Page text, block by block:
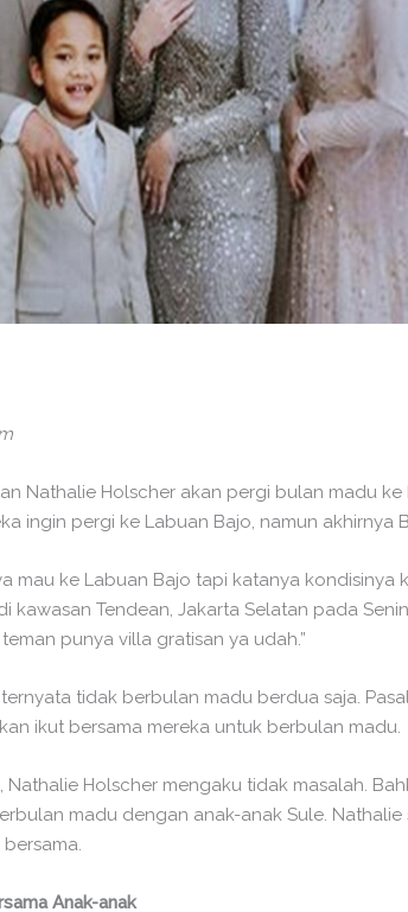
Nathalie Holscher akan pergi bulan madu
ingin pergi ke Labuan Bajo, namun akhirnya
mau ke Labuan Bajo tapi katanya kondisinya
kawasan Tendean, Jakarta Selatan pada
punya villa gratisan ya udah.”
tidak berbulan madu berdua saja.
ikut bersama mereka untuk berbulan madu.
Nathalie Holscher mengaku tidak masalah.
madu dengan anak-anak Sule.
Anak-anak